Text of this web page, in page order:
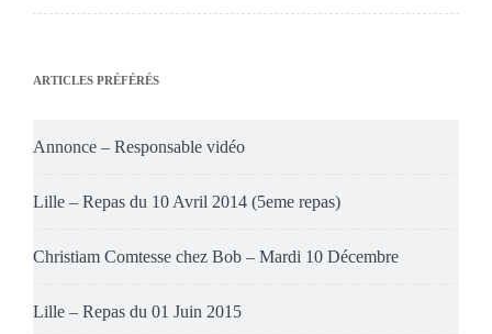
ARTICLES PRÉFÉRÉS
Annonce – Responsable vidéo
Lille – Repas du 10 Avril 2014 (5eme repas)
Christiam Comtesse chez Bob – Mardi 10 Décembre
Lille – Repas du 01 Juin 2015